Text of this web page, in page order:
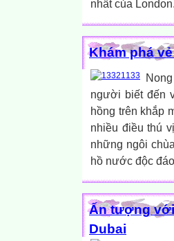
nhất của
Khám phá
người biết đến
hồng trên khắp
nhiều điều thú
những ngôi
hồ nước độc
Ấn tượng
Dubai